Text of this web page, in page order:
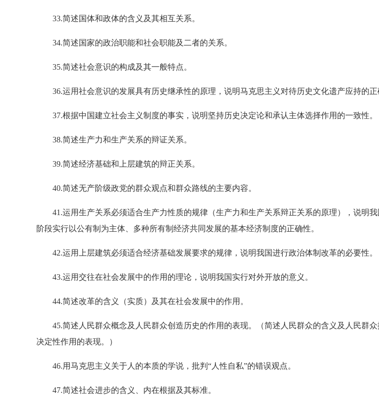
33.简述国体和政体的含义及其相互关系。
34.简述国家的政治职能和社会职能及二者的关系。
35.简述社会意识的构成及其一般特点。
36.运用社会意识的发展具有历史继承性的原理，说明马克思主义对待历史文化遗产应持的正
37.根据中国建立社会主义制度的事实，说明坚持历史决定论和承认主体选择作用的一致性。
38.简述生产力和生产关系的辩证关系。
39.简述经济基础和上层建筑的辩正关系。
40.简述无产阶级政党的群众观点和群众路线的主要内容。
41.运用生产关系必须适合生产力性质的规律（生产力和生产关系辩正关系的原理），说明我
阶段实行以公有制为主体、多种所有制经济共同发展的基本经济制度的正确性。
42.运用上层建筑必须适合经济基础发展要求的规律，说明我国进行政治体制改革的必要性。
43.运用交往在社会发展中的作用的理论，说明我国实行对外开放的意义。
44.简述改革的含义（实质）及其在社会发展中的作用。
45.简述人民群众概念及人民群众创造历史的作用的表现。（简述人民群众的含义及人民群众
决定性作用的表现。）
46.用马克思主义关于人的本质的学说，批判“人性自私”的错误观点。
47.简述社会进步的含义、内在根据及其标准。